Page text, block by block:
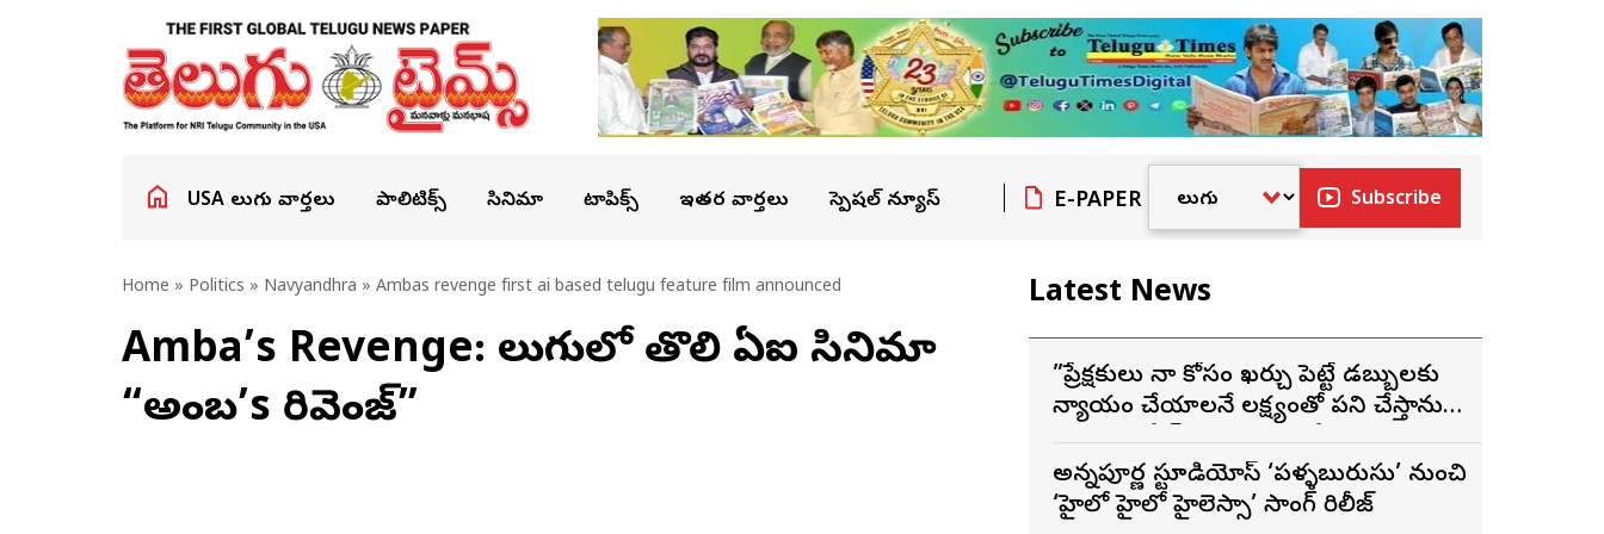
USA తెలుగు వార్తలు పాలిటిక్స్ సినిమా టాపిక్స్ ఇతర వార్తలు స్పెషల్ న్యూస్ E-PAPER Subscribe
Home » Politics » Navyandhra » Ambas revenge first ai based telugu feature film announced
Amba’s Revenge: తెలుగులో తొలి ఏఐ సినిమా
“అంబ’s రివెంజ్”
Latest News
”ప్రేక్షకులు నా కోసం ఖర్చు పెట్టే డబ్బులకు
న్యాయం చేయాలనే లక్ష్యంతో పని చేస్తాను”
అన్నపూర్ణ స్టూడియోస్ ‘పళ్ళబురుసు’ నుంచి
‘హైలో హైలో హైలెస్సా’ సాంగ్ రిలీజ్